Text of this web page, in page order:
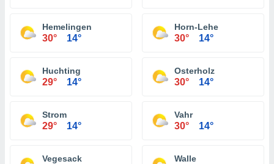
Hemelingen
30° 14°
Horn-Lehe
30° 14°
Huchting
29° 14°
Osterholz
30° 14°
Strom
29° 14°
Vahr
30° 14°
Vegesack Walle